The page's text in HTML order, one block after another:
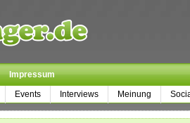
Impressum
Events Interviews Meinung